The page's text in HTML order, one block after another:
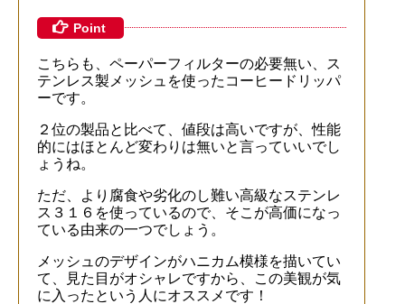
Point
こちらも、ペーパーフィルターの必要無い、ス
テンレス製メッシュを使ったコーヒードリッパ
ーです。
２位の製品と比べて、値段は高いですが、性能
的にはほとんど変わりは無いと言っていいでし
ょうね。
ただ、より腐食や劣化のし難い高級なステンレ
ス３１６を使っているので、そこが高価になっ
ている由来の一つでしょう。
メッシュのデザインがハニカム模様を描いてい
て、見た目がオシャレですから、この美観が気
に入ったという人にオススメです！